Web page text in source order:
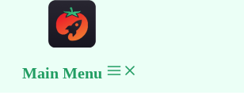
Main Menu